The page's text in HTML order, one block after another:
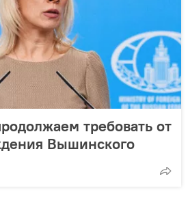
требовать от
Вышинского